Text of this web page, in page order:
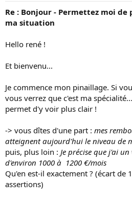
Re : Bonjour - Permettez moi
ma situation
Hello rené !
Et bienvenu...
Je commence mon pinaillage. Si
vous verrez que c'est ma
permet d'y voir plus clair !
-> vous dîtes d'une part : mes
atteignent aujourd'hui le niveau de
puis, plus loin : Je précise que j'ai
d'environ 1000 à 1200 €/mois
Qu'en est-il exactement ? (écart de
assertions)